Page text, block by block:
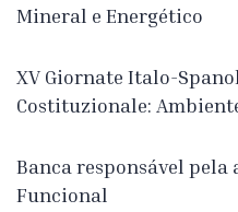
Mineral e Energético
XV Giornate Italo-
Costituzionale:
Banca responsável pela
Funcional